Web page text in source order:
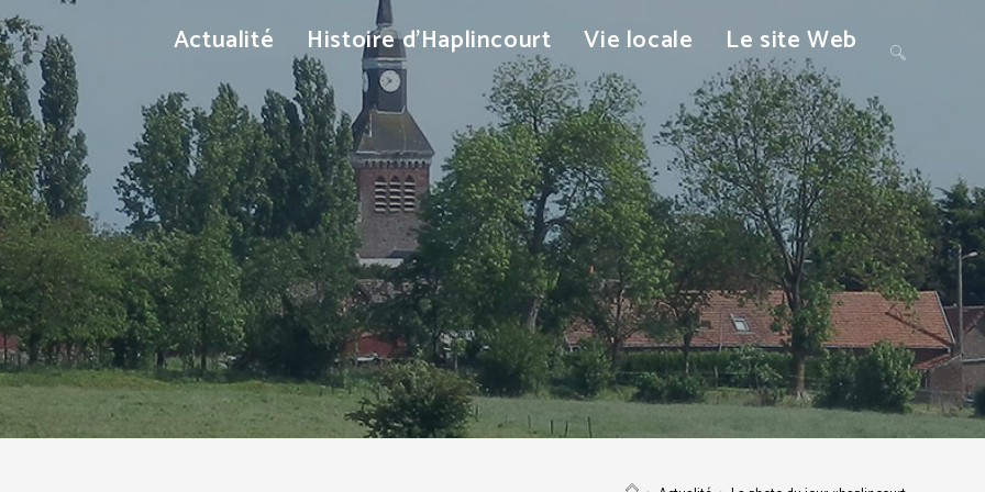
Actualité Histoire d’Haplincourt Vie locale Le site Web Toggle
website
search